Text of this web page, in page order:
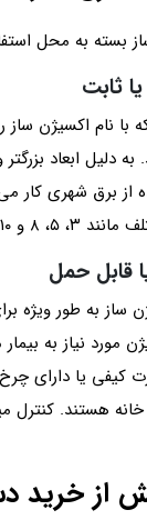
بسته به محل
ثابت
با نام‌ اکسیژن
دلیل ابعاد
از برق شهری کار
مداوم اکسیژن را دارند.
قابل حمل
ساز به طور ویژه
مورد نیاز به
یا دارای چرخ
از خرید